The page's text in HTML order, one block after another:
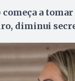
a
diminui